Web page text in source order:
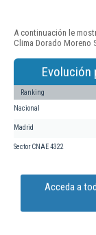
A continuación le
Clima Dorado Moreno
Evolución
Ranking
Nacional
Madrid
Sector CNAE 4322
Acceda a